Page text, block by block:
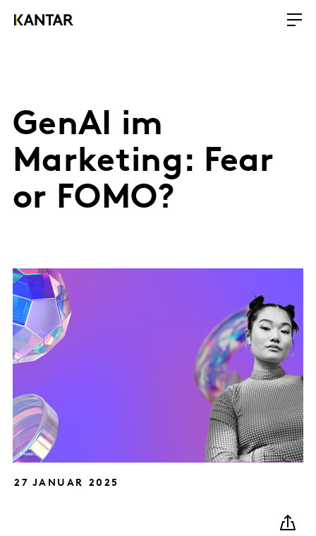
GenAI im
Marketing: Fear
or FOMO?
27 JANUAR 2025